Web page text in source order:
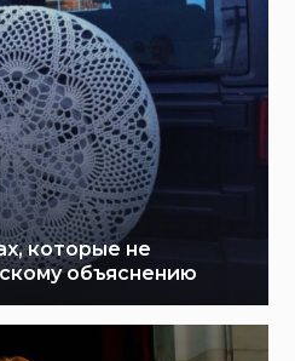
которые не
объяснению